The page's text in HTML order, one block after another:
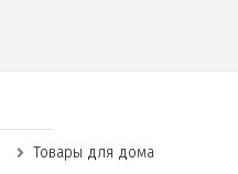
Товары для дома